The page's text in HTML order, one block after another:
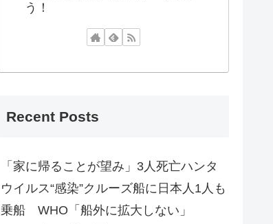
う！
Recent Posts
「家に帰ることが望み」3人死亡ハンタ
ウイルス“感染”クルーズ船に日本人1人も
乗船 WHO「船外に拡大しない」